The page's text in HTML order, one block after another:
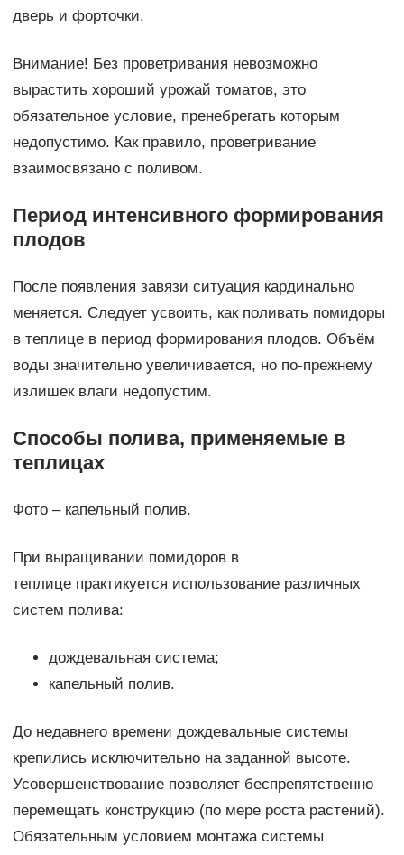
дверь и форточки.
Внимание! Без проветривания невозможно
вырастить хороший урожай томатов, это
обязательное условие, пренебрегать которым
недопустимо. Как правило, проветривание
взаимосвязано с поливом.
Период интенсивного формирования
плодов
После появления завязи ситуация кардинально
меняется. Следует усвоить, как поливать помидоры
в теплице в период формирования плодов. Объём
воды значительно увеличивается, но по-прежнему
излишек влаги недопустим.
Способы полива, применяемые в
теплицах
Фото – капельный полив.
При выращивании помидоров в
теплице практикуется использование различных
систем полива:
дождевальная система;
капельный полив.
До недавнего времени дождевальные системы
крепились исключительно на заданной высоте.
Усовершенствование позволяет беспрепятственно
перемещать конструкцию (по мере роста растений).
Обязательным условием монтажа системы